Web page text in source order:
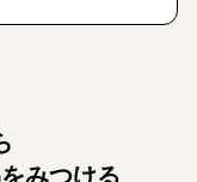
みつける